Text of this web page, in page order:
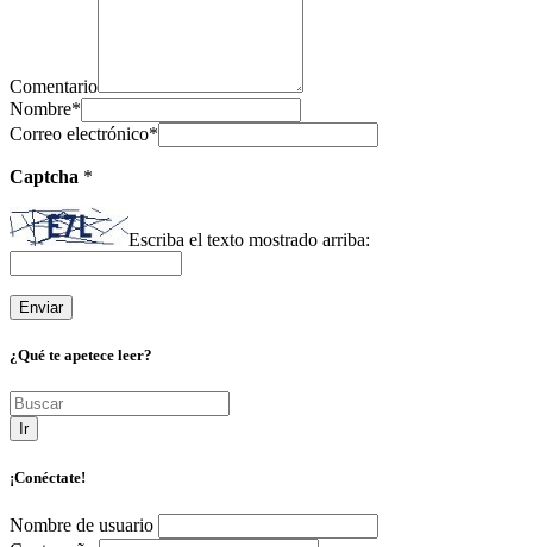
Comentario
Nombre*
Correo electrónico*
Captcha *
Escriba el texto mostrado arriba:
¿Qué te apetece leer?
Ir
¡Conéctate!
Nombre de usuario